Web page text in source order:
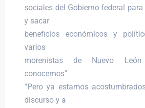
sociales del Gobierno federal
y sacar
beneficios económicos y
varios
morenistas de Nuevo
conocemos”
“Pero ya estamos
discurso y a